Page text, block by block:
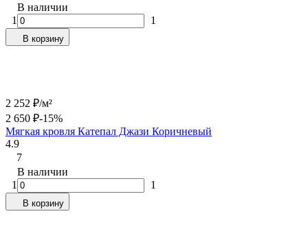
В наличии
1
1
В корзину
2 252 ₽/м²
2 650 ₽-15%
Мягкая кровля Катепал Джази Коричневый
4.9
7
В наличии
1
1
В корзину